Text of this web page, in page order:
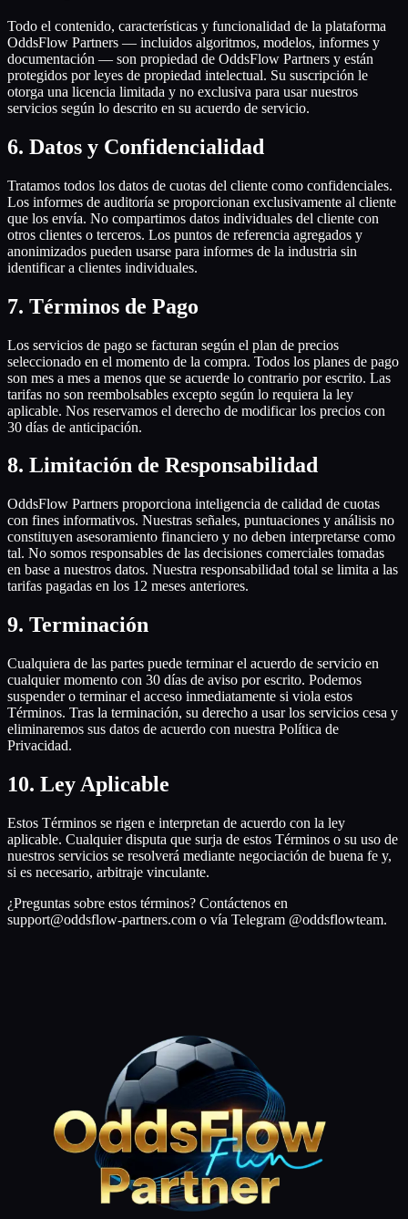
Todo el contenido, características y funcionalidad de la plataforma
OddsFlow Partners — incluidos algoritmos, modelos, informes y
documentación — son propiedad de OddsFlow Partners y están
protegidos por leyes de propiedad intelectual. Su suscripción le
otorga una licencia limitada y no exclusiva para usar nuestros
servicios según lo descrito en su acuerdo de servicio.
6. Datos y Confidencialidad
Tratamos todos los datos de cuotas del cliente como confidenciales.
Los informes de auditoría se proporcionan exclusivamente al cliente
que los envía. No compartimos datos individuales del cliente con
otros clientes o terceros. Los puntos de referencia agregados y
anonimizados pueden usarse para informes de la industria sin
identificar a clientes individuales.
7. Términos de Pago
Los servicios de pago se facturan según el plan de precios
seleccionado en el momento de la compra. Todos los planes de pago
son mes a mes a menos que se acuerde lo contrario por escrito. Las
tarifas no son reembolsables excepto según lo requiera la ley
aplicable. Nos reservamos el derecho de modificar los precios con
30 días de anticipación.
8. Limitación de Responsabilidad
OddsFlow Partners proporciona inteligencia de calidad de cuotas
con fines informativos. Nuestras señales, puntuaciones y análisis no
constituyen asesoramiento financiero y no deben interpretarse como
tal. No somos responsables de las decisiones comerciales tomadas
en base a nuestros datos. Nuestra responsabilidad total se limita a las
tarifas pagadas en los 12 meses anteriores.
9. Terminación
Cualquiera de las partes puede terminar el acuerdo de servicio en
cualquier momento con 30 días de aviso por escrito. Podemos
suspender o terminar el acceso inmediatamente si viola estos
Términos. Tras la terminación, su derecho a usar los servicios cesa y
eliminaremos sus datos de acuerdo con nuestra Política de
Privacidad.
10. Ley Aplicable
Estos Términos se rigen e interpretan de acuerdo con la ley
aplicable. Cualquier disputa que surja de estos Términos o su uso de
nuestros servicios se resolverá mediante negociación de buena fe y,
si es necesario, arbitraje vinculante.
¿Preguntas sobre estos términos? Contáctenos en
support@oddsflow-partners.com o vía Telegram @oddsflowteam.